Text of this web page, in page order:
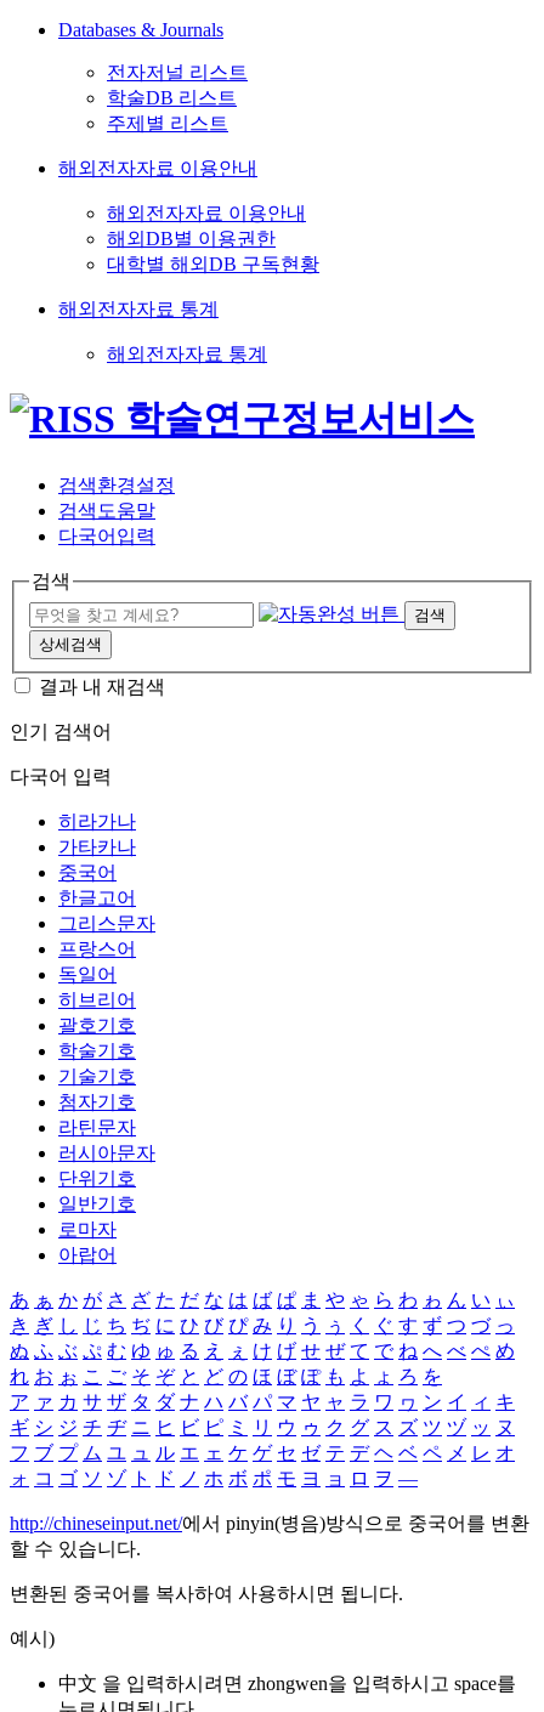
Databases & Journals
전자저널 리스트
학술DB 리스트
주제별 리스트
해외전자자료 이용안내
해외전자자료 이용안내
해외DB별 이용권한
대학별 해외DB 구독현황
해외전자자료 통계
해외전자자료 통계
검색환경설정
검색도움말
다국어입력
검색
검색
상세검색
결과 내 재검색
인기 검색어
다국어 입력
히라가나
가타카나
중국어
한글고어
그리스문자
프랑스어
독일어
히브리어
괄호기호
학술기호
기술기호
첨자기호
라틴문자
러시아문자
단위기호
일반기호
로마자
아랍어
あ ぁ か が さ ざ た だ な は ば ぱ ま や ゃ ら わ ゎ ん い ぃ
き ぎ し じ ち ぢ に ひ び ぴ み り う ぅ く ぐ す ず つ づ っ
ぬ ふ ぶ ぷ む ゆ ゅ る え ぇ け げ せ ぜ て で ね へ べ ぺ め
れ お ぉ こ ご そ ぞ と ど の ほ ぼ ぽ も よ ょ ろ を
ア ァ カ サ ザ タ ダ ナ ハ バ パ マ ヤ ャ ラ ワ ヮ ン イ ィ キ
ギ シ ジ チ ヂ ニ ヒ ビ ピ ミ リ ウ ゥ ク グ ス ズ ツ ヅ ッ ヌ
フ ブ プ ム ユ ュ ル エ ェ ケ ゲ セ ゼ テ デ ヘ ベ ペ メ レ オ
ォ コ ゴ ソ ゾ ト ド ノ ホ ボ ポ モ ヨ ョ ロ ヲ ―
http://chineseinput.net/에서 pinyin(병음)방식으로 중국어를 변환
할 수 있습니다.
변환된 중국어를 복사하여 사용하시면 됩니다.
예시)
中文 을 입력하시려면 zhongwen을 입력하시고 space를